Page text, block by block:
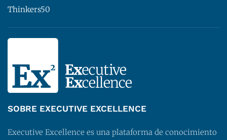
Thinkers50
SOBRE EXECUTIVE EXCELLENCE
Executive Excellence es una plataforma de conocimiento